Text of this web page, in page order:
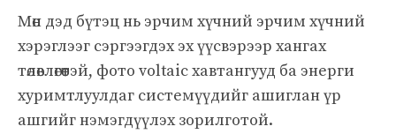
Мөн дэд бүтэц нь эрчим хүчний эрчим хүчний
хэрэглээг сэргээгдэх эх үүсвэрээр хангах
төлөвлөгөөтэй, фото voltaic хавтангууд ба энерги
хуримтлуулдаг системүүдийг ашиглан үр
ашгийг нэмэгдүүлэх зорилготой.